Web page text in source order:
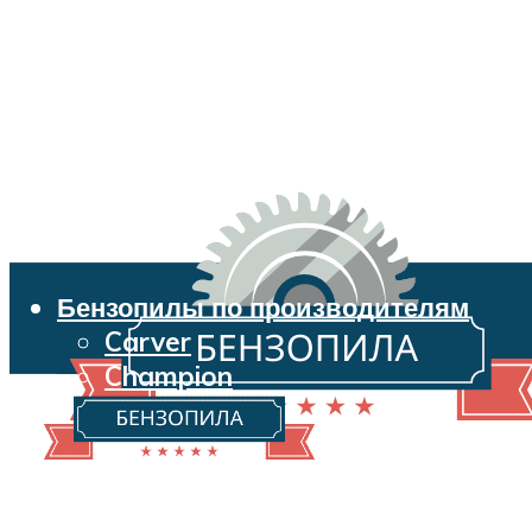
Бензопилы по производителям
Carver
Champion
Echo
Husqvarna